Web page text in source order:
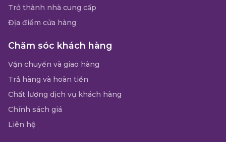
Trở thành nhà cung cấp
Địa điểm cửa hàng
Chăm sóc khách hàng
Vận chuyển và giao hàng
Trả hàng và hoàn tiền
Chất lượng dịch vụ khách hàng
Chính sách giá
Liên hệ